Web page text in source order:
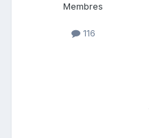
Membres
116